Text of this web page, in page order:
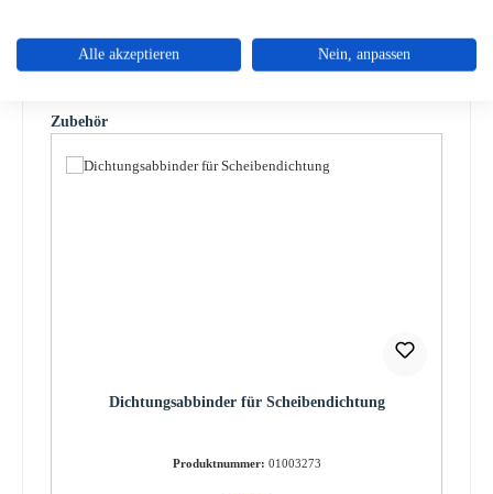
Produktgalerie überspringen
Zubehör
Dichtungsabbinder für Scheibendichtung
Produktnummer: 01003273
Alle akzeptieren Nein, anpassen